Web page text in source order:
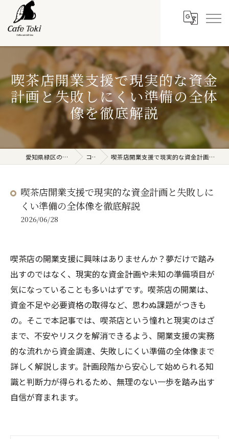
喫茶店開業支援で現実的な資金
計画と失敗しにくい準備の全体
像を徹底解説
愛知県緑区の喫茶店はCafe Toki コラム 喫茶店開業支援で現実的な資金計画と失敗しにくい準備の全体像を徹底解説
喫茶店開業支援で現実的な資金計画と失敗しに
くい準備の全体像を徹底解説
2026/06/28
喫茶店の開業支援に興味はありませんか？夢だけで踏み
出すのではなく、現実的な資金計画や未知の準備項目が
気になっていることも多いはずです。喫茶店の開業は、
資金不足や必要資格の取得など、思わぬ課題がつきも
の。そこで本記事では、喫茶店という憧れと現実のはざ
まで、不安やリスクを解消できるよう、開業支援の実務
的な流れから資金調達、失敗しにくい準備の全体像まで
詳しく解説します。計画段階から安心して始められる知
識と判断力が得られるため、無理のない一歩を踏み出す
自信が育まれます。